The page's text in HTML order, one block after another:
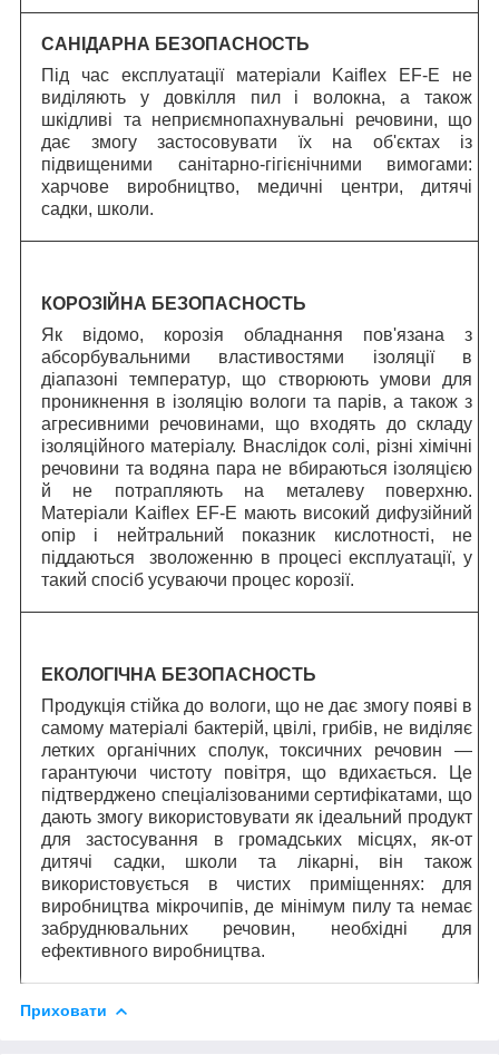
САНІДАРНА БЕЗОПАСНОСТЬ
Під час експлуатації матеріали Kaiflex EF-E не
виділяють у довкілля пил і волокна, а також
шкідливі та неприємнопахнувальні речовини, що
дає змогу застосовувати їх на об'єктах із
підвищеними санітарно-гігієнічними вимогами:
харчове виробництво, медичні центри, дитячі
садки, школи.
КОРОЗІЙНА БЕЗОПАСНОСТЬ
Як відомо, корозія обладнання пов'язана з
абсорбувальними властивостями ізоляції в
діапазоні температур, що створюють умови для
проникнення в ізоляцію вологи та парів, а також з
агресивними речовинами, що входять до складу
ізоляційного матеріалу. Внаслідок солі, різні хімічні
речовини та водяна пара не вбираються ізоляцією
й не потрапляють на металеву поверхню.
Матеріали Kaiflex EF-E мають високий дифузійний
опір і нейтральний показник кислотності, не
піддаються зволоженню в процесі експлуатації, у
такий спосіб усуваючи процес корозії.
ЕКОЛОГІЧНА БЕЗОПАСНОСТЬ
Продукція стійка до вологи, що не дає змогу появі в
самому матеріалі бактерій, цвілі, грибів, не виділяє
летких органічних сполук, токсичних речовин —
гарантуючи чистоту повітря, що вдихається. Це
підтверджено спеціалізованими сертифікатами, що
дають змогу використовувати як ідеальний продукт
для застосування в громадських місцях, як-от
дитячі садки, школи та лікарні, він також
використовується в чистих приміщеннях: для
виробництва мікрочипів, де мінімум пилу та немає
забруднювальних речовин, необхідні для
ефективного виробництва.
Приховати